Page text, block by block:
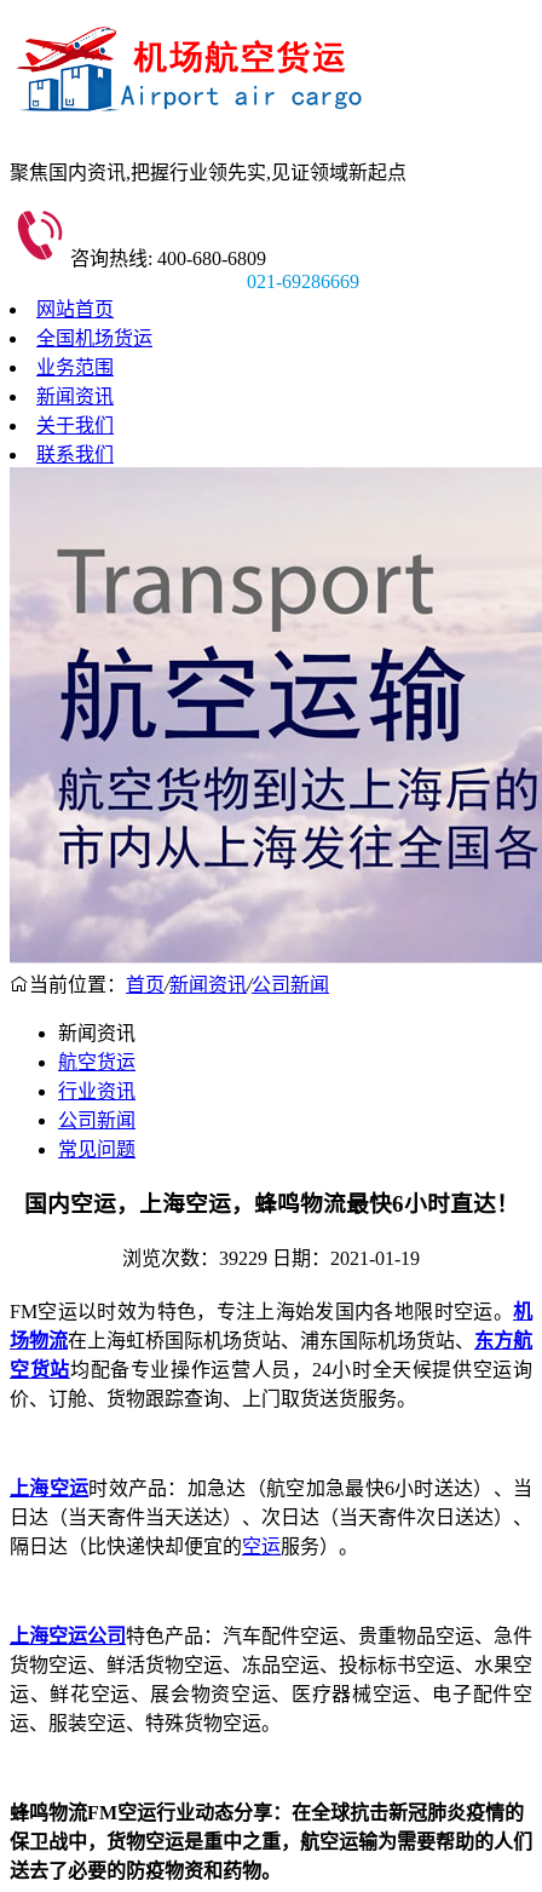
聚焦国内资讯,把握行业领先实,见证领域新起点
咨询热线: 400-680-6809
021-69286669
网站首页
全国机场货运
业务范围
新闻资讯
关于我们
联系我们
当前位置： 首页/新闻资讯/公司新闻
新闻资讯
航空货运
行业资讯
公司新闻
常见问题
国内空运，上海空运，蜂鸣物流最快6小时直达！
浏览次数：39229 日期：2021-01-19
FM空运以时效为特色，专注上海始发国内各地限时空运。 机
场物流在上海虹桥国际机场货站、浦东国际机场货站、 东方航
空货站均配备专业操作运营人员，24小时全天候提供空运询
价、订舱、货物跟踪查询、上门取货送货服务。
上海空运时效产品：加急达（航空加急最快6小时送达）、当
日达（当天寄件当天送达）、次日达（当天寄件次日送达）、
隔日达（比快递快却便宜的空运服务）。
上海空运公司特色产品：汽车配件空运、贵重物品空运、急件
货物空运、鲜活货物空运、冻品空运、投标标书空运、水果空
运、鲜花空运、展会物资空运、医疗器械空运、电子配件空
运、服装空运、特殊货物空运。
蜂鸣物流FM空运行业动态分享：在全球抗击新冠肺炎疫情的
保卫战中，货物空运是重中之重，航空运输为需要帮助的人们
送去了必要的防疫物资和药物。